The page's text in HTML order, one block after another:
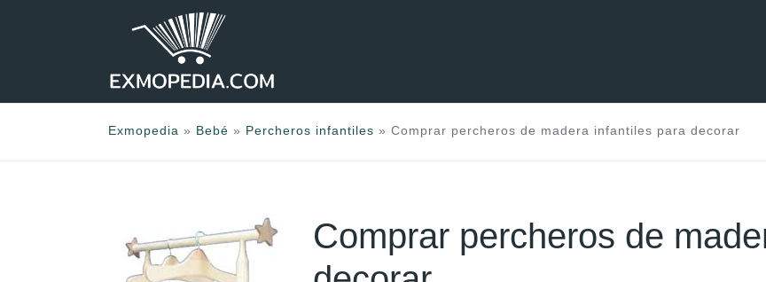
Exmopedia » Bebé » Percheros infantiles » Comprar percheros de madera infantiles para decorar
Comprar percheros de